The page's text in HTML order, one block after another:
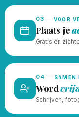
03 VOOR
Plaats je
Gratis én
04 SAMEN
Word
Schrijven,